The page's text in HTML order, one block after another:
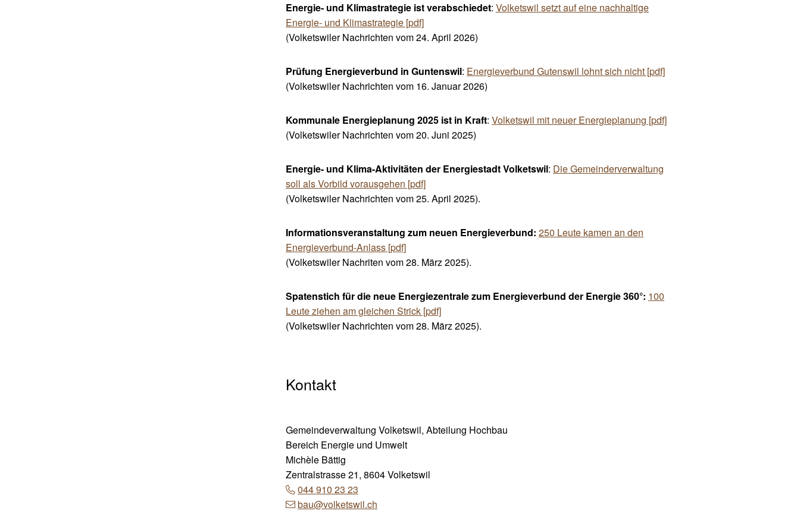
Energie- und Klimastrategie ist verabschiedet: Volketswil setzt auf eine nachhaltige
Energie- und Klimastrategie [pdf]
(Volketswiler Nachrichten vom 24. April 2026)
Prüfung Energieverbund in Guntenswil: Energieverbund Gutenswil lohnt sich nicht [pdf]
(Volketswiler Nachrichten vom 16. Januar 2026)
Kommunale Energieplanung 2025 ist in Kraft: Volketswil mit neuer Energieplanung [pdf]
(Volketswiler Nachrichten vom 20. Juni 2025)
Energie- und Klima-Aktivitäten der Energiestadt Volketswil: Die Gemeinderverwaltung
soll als Vorbild vorausgehen [pdf]
(Volketswiler Nachrichten vom 25. April 2025).
Informationsveranstaltung zum neuen Energieverbund: 250 Leute kamen an den
Energieverbund-Anlass [pdf]
(Volketswiler Nachriten vom 28. März 2025).
Spatenstich für die neue Energiezentrale zum Energieverbund der Energie 360°: 100
Leute ziehen am gleichen Strick [pdf]
(Volketswiler Nachrichten vom 28. März 2025).
Kontakt
Gemeindeverwaltung Volketswil, Abteilung Hochbau
Bereich Energie und Umwelt
Michèle Bättig
Zentralstrasse 21, 8604 Volketswil
044 910 23 23
bau@volketswil.ch